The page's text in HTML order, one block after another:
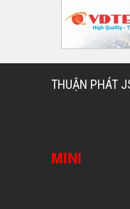
THUẬN PHÁT
MINI